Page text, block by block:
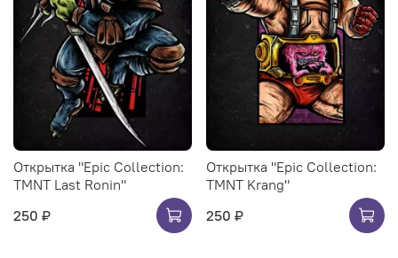
Открытка "Epic Collection:
TMNT Last Ronin"
250 ₽
Открытка "Epic Collection:
TMNT Krang"
250 ₽